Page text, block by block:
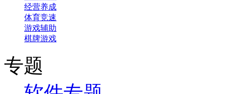
经营养成
体育竞速
游戏辅助
棋牌游戏
专题